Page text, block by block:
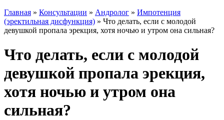
Главная » Консультации » Андролог » Импотенция
(эректильная дисфункция) » Что делать, если с молодой
девушкой пропала эрекция, хотя ночью и утром она сильная?
Что делать, если с молодой
девушкой пропала эрекция,
хотя ночью и утром она
сильная?